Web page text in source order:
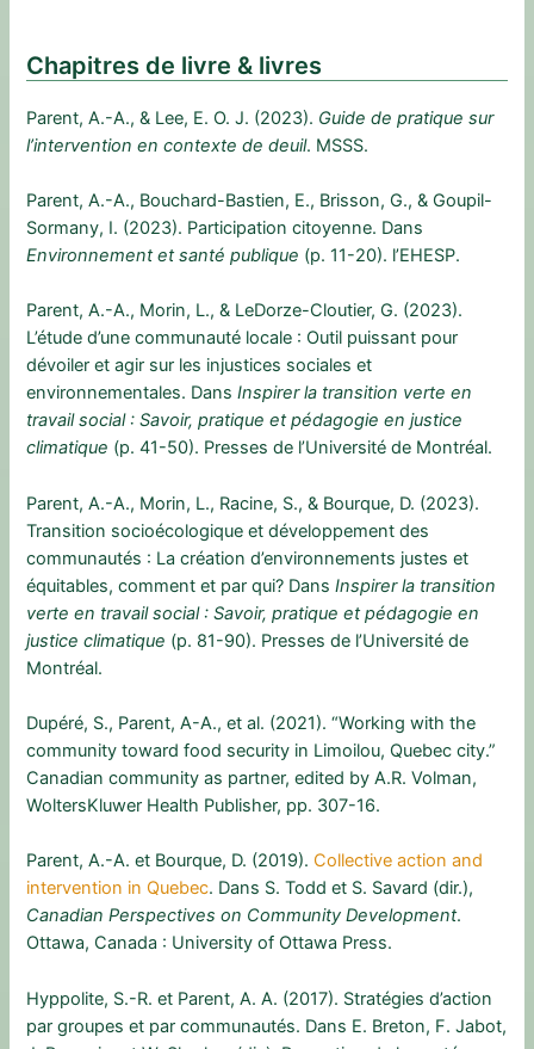
Chapitres de livre & livres
Parent, A.-A., & Lee, E. O. J. (2023). Guide de pratique sur
l’intervention en contexte de deuil. MSSS.
Parent, A.-A., Bouchard-Bastien, E., Brisson, G., & Goupil-
Sormany, I. (2023). Participation citoyenne. Dans
Environnement et santé publique (p. 11-20). l’EHESP.
Parent, A.-A., Morin, L., & LeDorze-Cloutier, G. (2023).
L’étude d’une communauté locale : Outil puissant pour
dévoiler et agir sur les injustices sociales et
environnementales. DansInspirer la transition verte en
travail social : Savoir, pratique et pédagogie en justice
climatique (p. 41-50). Presses de l’Université de Montréal.
Parent, A.-A., Morin, L., Racine, S., & Bourque, D. (2023).
Transition socioécologique et développement des
communautés : La création d’environnements justes et
équitables, comment et par qui? DansInspirer la transition
verte en travail social : Savoir, pratique et pédagogie en
justice climatique (p. 81-90). Presses de l’Université de
Montréal.
Dupéré, S., Parent, A-A., et al. (2021). “Working with the
community toward food security in Limoilou, Quebec city.”
Canadian community as partner, edited by A.R. Volman,
WoltersKluwer Health Publisher, pp. 307-16.
Parent, A.-A. et Bourque, D. (2019). Collective action and
intervention in Quebec. Dans S. Todd et S. Savard (dir.),
Canadian Perspectives on Community Development.
Ottawa, Canada : University of Ottawa Press.
Hyppolite, S.-R. et Parent, A. A. (2017). Stratégies d’action
par groupes et par communautés. Dans E. Breton, F. Jabot,